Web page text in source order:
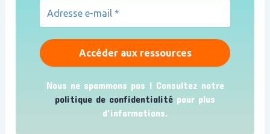
Nous ne spammons pas ! Consultez notre
politique de confidentialité pour plus
d’informations.